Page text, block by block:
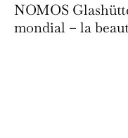
NOMOS
mondial – la